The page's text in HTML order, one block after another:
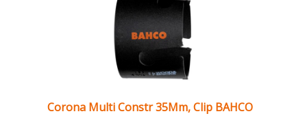
Corona Multi Constr 35Mm, Clip BAHCO